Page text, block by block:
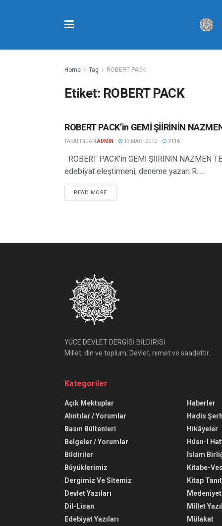
Home Tag ROBERT PACK
Etiket: ROBERT PACK
ŞIIR TERCÜMELERI
ROBERT PACK’in GEMİ ŞİİRİNİN
TARAFINDAN ADMIN 13 MART 2012 7116
ROBERT PACK’in GEMİ ŞİİRİNİN
edebiyat eleştirmeni, deneme yazarı R. ...
READ MORE
YÜCE DEVLET DERGİSİ BİLDİRİSİ
Millet, din ve toplum; Devlet, nimet ve saadettir.
Kategoriler
Açık Mektuplar
Alıntılar / Yorumlar
Basın Bültenleri
Belgeler / Yorumlar
Bildiriler
Büyüklerimiz
Dergimiz Ve Sitemiz
Devlet Yazıları
Dil-Lisan
Edebiyat Yazıları
Haberler
Hadis
Hikâyeler
Hüsn-I
İslam
Kitabe-
Kitap
Medeniyet
Millet
Mülakat